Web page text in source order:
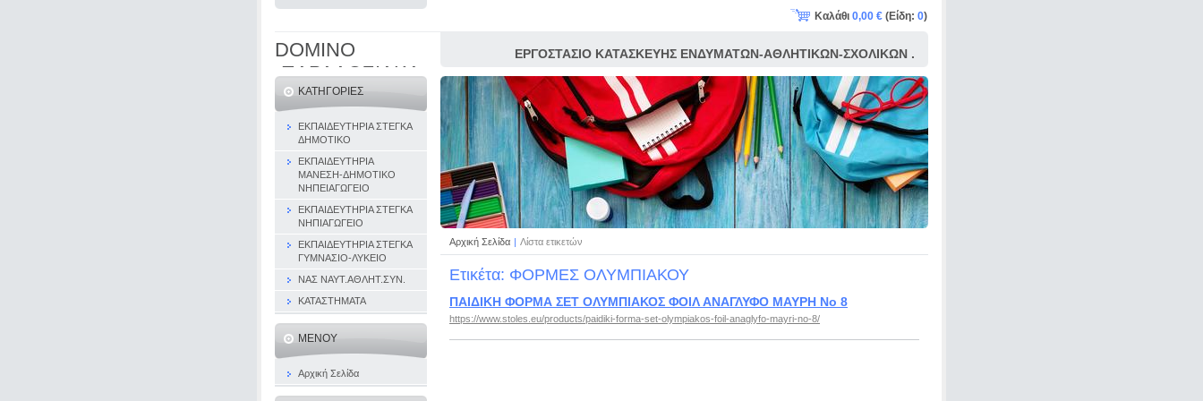
DOMINO
-ΠΑΡΑΔΟΣΙΑΚΑ
ΕΡΓΟΣΤΑΣΙΟ ΚΑΤΑΣΚΕΥΗΣ ΕΝΔΥΜΑΤΩΝ-ΑΘΛΗΤΙΚΩΝ-ΣΧΟΛΙΚΩΝ .
ΠΑΡΑΔΟΣΙΑΚΩΝ ΕΝΔΥΜΑΣΙΩΝ ΚΑΙ ΧΡΙΣΤΟΥΓΙΕΝΝΙΑΤΙΚΩΝ ΚΑΙ
ΑΠΟΚΡΙΑΤΙΚΩΝ ΕΝΔΥΜΑΣΙΩΝ
Αρχική Σελίδα | Λίστα ετικετών
Ετικέτα: ΦΟΡΜΕΣ ΟΛΥΜΠΙΑΚΟΥ
ΠΑΙΔΙΚΗ ΦΟΡΜΑ ΣΕΤ ΟΛΥΜΠΙΑΚΟΣ ΦΟΙΛ ΑΝΑΓΛΥΦΟ ΜΑΥΡΗ Νο 8
https://www.stoles.eu/products/paidiki-forma-set-olympiakos-foil-anaglyfo-mayri-no-8/
ΚΑΤΗΓΟΡΊΕΣ
ΕΚΠΑΙΔΕΥΤΗΡΙΑ ΣΤΕΓΚΑ
ΔΗΜΟΤΙΚΟ
ΕΚΠΑΙΔΕΥΤΗΡΙΑ
ΜΑΝΕΣΗ-ΔΗΜΟΤΙΚΟ
ΝΗΠΕΙΑΓΩΓΕΙΟ
ΕΚΠΑΙΔΕΥΤΗΡΙΑ ΣΤΕΓΚΑ
ΝΗΠΙΑΓΩΓΕΙΟ
ΕΚΠΑΙΔΕΥΤΗΡΙΑ ΣΤΕΓΚΑ
ΓΥΜΝΑΣΙΟ-ΛΥΚΕΙΟ
ΝΑΣ ΝΑΥΤ.ΑΘΛΗΤ.ΣΥΝ.
ΚΑΤΑΣΤΗΜΑΤΑ
ΜΕΝΟΎ
Αρχική Σελίδα
Καλάθι 0,00 € (Είδη: 0)